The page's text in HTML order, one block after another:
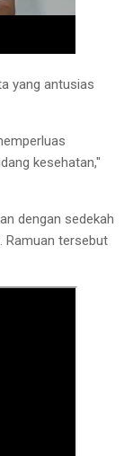
yang antusias
kesehatan,"
dengan sedekah
Ramuan tersebut